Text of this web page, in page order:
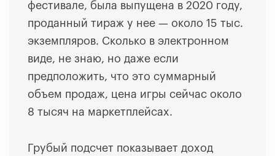
фестивале, была выпущена в 2020 году,
проданный тираж у нее — около 15 тыс.
экземпляров. Сколько в электронном
виде, не знаю, но даже если
предположить, что это суммарный
объем продаж, цена игры сейчас около
8 тысяч на маркетплейсах.
Грубый подсчет показывает доход